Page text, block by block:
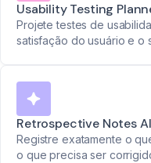
Usability Testing
Projete testes de
satisfação do usuário e o
Retrospective Notes
Registre exatamente o
o que precisa ser